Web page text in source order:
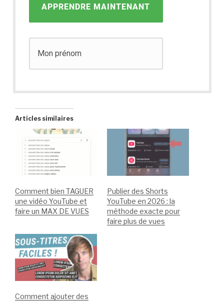
APPRENDRE MAINTENANT
Articles similaires
Comment bien TAGUER
une vidéo YouTube et
faire un MAX DE VUES
Publier des Shorts
YouTube en 2026 : la
méthode exacte pour
faire plus de vues
Comment ajouter des